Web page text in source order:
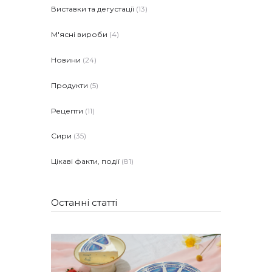
Виставки та дегустації (13)
М'ясні вироби (4)
Новини (24)
Продукти (5)
Рецепти (11)
Сири (35)
Цікаві факти, події (81)
Останні статті